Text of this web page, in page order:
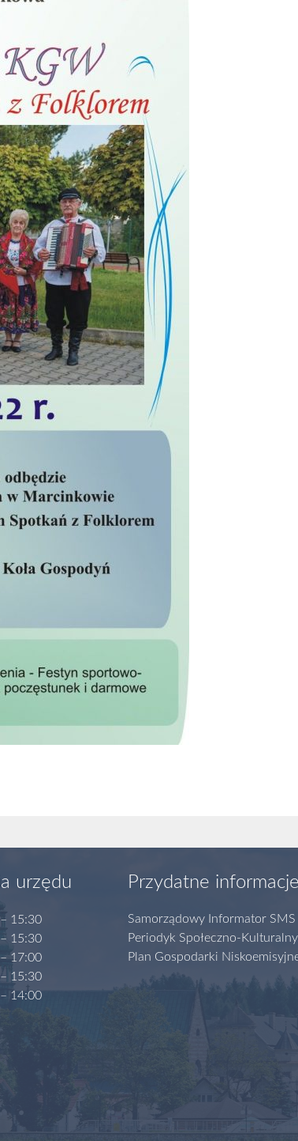
urzędu
15:30
15:30
17:00
15:30
14:00
Przydatne informacje
Samorządowy Informator SMS
Periodyk Społeczno-Kulturalny
Plan Gospodarki